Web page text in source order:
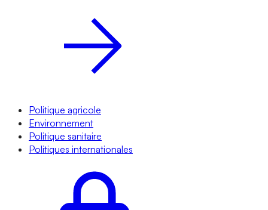
Politique agricole
Environnement
Politique sanitaire
Politiques internationales